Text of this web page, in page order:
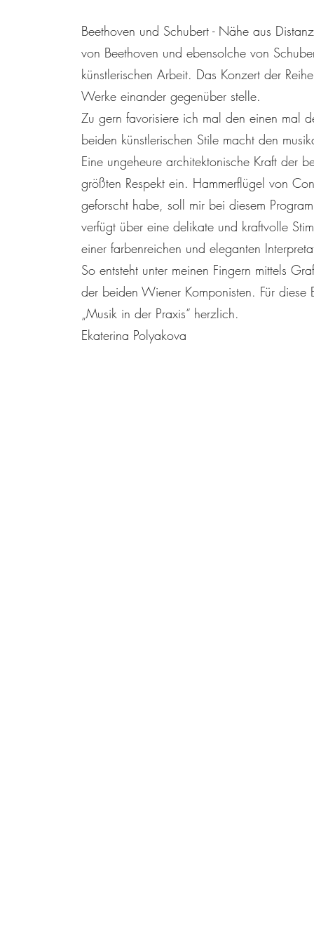
Beethoven und Schubert - Nähe aus
von Beethoven und ebensolche von
künstlerischen Arbeit. Das Konzert der
Werke einander gegenüber stelle.
Zu gern favorisiere ich mal den einen mal
beiden künstlerischen Stile macht den
Eine ungeheure architektonische Kraft der
größten Respekt ein. Hammerflügel von
geforscht habe, soll mir bei diesem
verfügt über eine delikate und kraftvolle
einer farbenreichen und eleganten
So entsteht unter meinen Fingern mittels
der beiden Wiener Komponisten. Für diese
„Musik in der Praxis“ herzlich.
Ekaterina Polyakova